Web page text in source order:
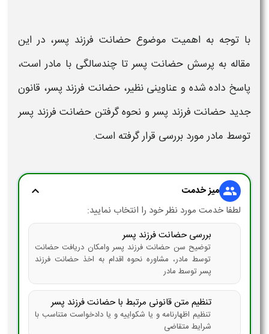
با توجه به اهمیت موضوع حضانت فرزند پسر، در این
مقاله به پرسش حضانت پسرتا چندسالگی با مادر است،
پاسخ داده شده و عناوینی نظیر، حضانت فرزند پسر، قانون
جدید حضانت فرزند پسرو نحوه گرفتن حضانت فرزند پسر
توسط مادرمورد بررسی قرار گرفته است.
group میز خدمت expand_more
لطفا خدمت مورد نظر خود را انتخاب نمایید:
بررسی حضانت فرزند پسر
توضیح سن حضانت فرزند پسر وامکان دریافت حضانت
توسط مادر، مشاوره نحوه اقدام به اخذ حضانت فرزند
پسر توسط مادر
تنظیم متن قانونی مرتبط با حضانت فرزند پسر
تنظیم اظهارنامه و یا شکواییه و یا دادخواست متناسب با
شرایط متقاضی